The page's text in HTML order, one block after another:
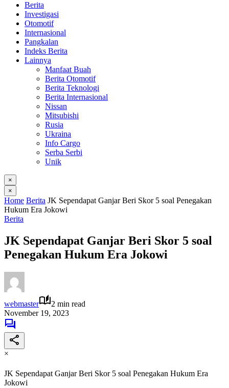
Berita
Investigasi
Otomotif
Internasional
Pangkalan
Indeks Berita
Lainnya
Manfaat Buah
Berita Otomotif
Berita Teknologi
Berita Internasional
Nissan
Mitsubishi
Rusia
Ukraina
Info Cargo
Serba Serbi
Unik
×
×
Home Berita JK Sependapat Ganjar Beri Skor 5 soal Penegakan
Hukum Era Jokowi
Berita
JK Sependapat Ganjar Beri Skor 5 soal
Penegakan Hukum Era Jokowi
webmaster
2 min read
November 19, 2023
×
JK Sependapat Ganjar Beri Skor 5 soal Penegakan Hukum Era
Jokowi